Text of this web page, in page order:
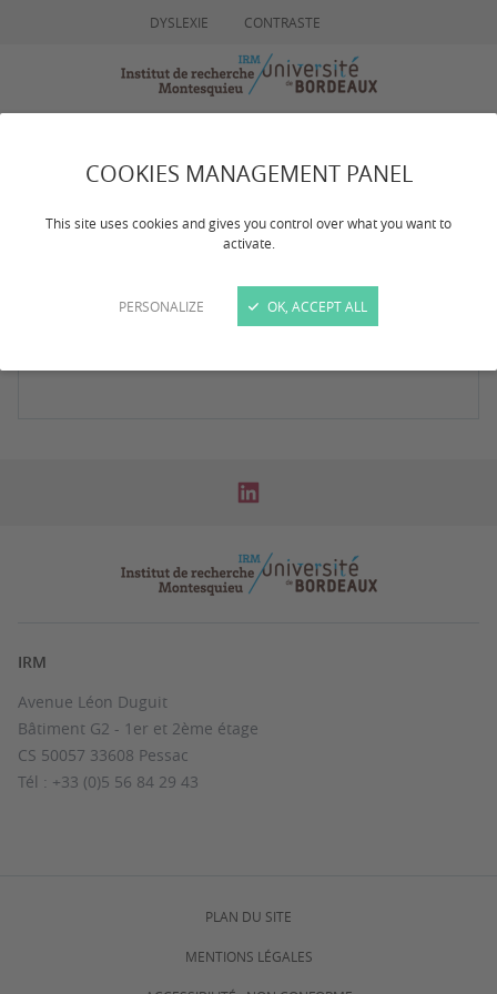
COOKIES MANAGEMENT PANEL
This site uses cookies and gives you control over what you want to
activate.
PERSONALIZE OK, ACCEPT ALL
DYSLEXIE CONTRASTE
Résultat de votre
recherche
IRM
Avenue Léon Duguit
Bâtiment G2 - 1er et 2ème étage
CS 50057 33608 Pessac
Tél : +33 (0)5 56 84 29 43
PLAN DU SITE
MENTIONS LÉGALES